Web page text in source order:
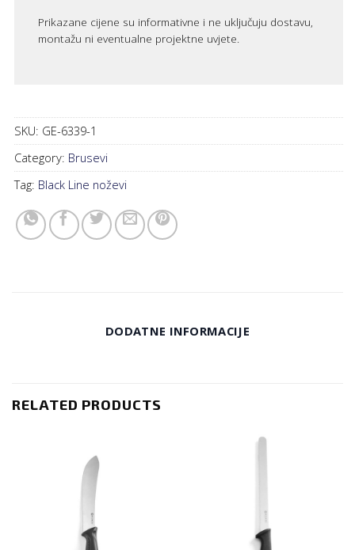
Prikazane cijene su informativne i ne uključuju dostavu,
montažu ni eventualne projektne uvjete.
SKU: GE-6339-1
Category: Brusevi
Tag: Black Line noževi
DODATNE INFORMACIJE
RELATED PRODUCTS